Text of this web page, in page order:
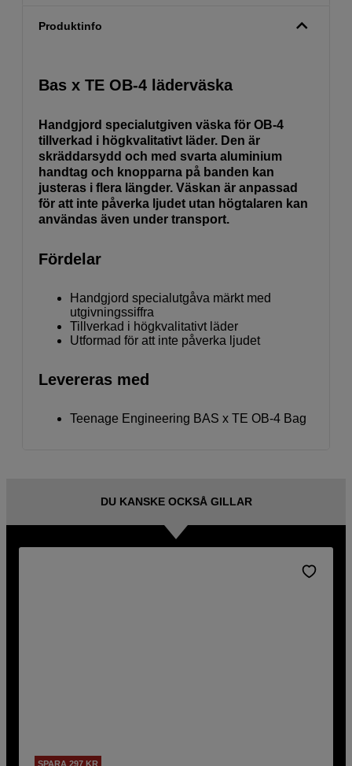
Produktinfo
Bas x TE OB-4 läderväska
Handgjord specialutgiven väska för OB-4
tillverkad i högkvalitativt läder. Den är
skräddarsydd och med svarta aluminium
handtag och knopparna på banden kan
justeras i flera längder. Väskan är anpassad
för att inte påverka ljudet utan högtalaren kan
användas även under transport.
Fördelar
Handgjord specialutgåva märkt med
utgivningssiffra
Tillverkad i högkvalitativt läder
Utformad för att inte påverka ljudet
Levereras med
Teenage Engineering BAS x TE OB-4 Bag
DU KANSKE OCKSÅ GILLAR
SPARA 297 KR